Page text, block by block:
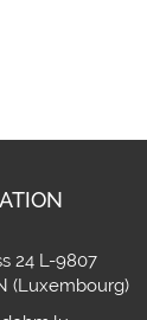
24 L-9807
(Luxembourg)